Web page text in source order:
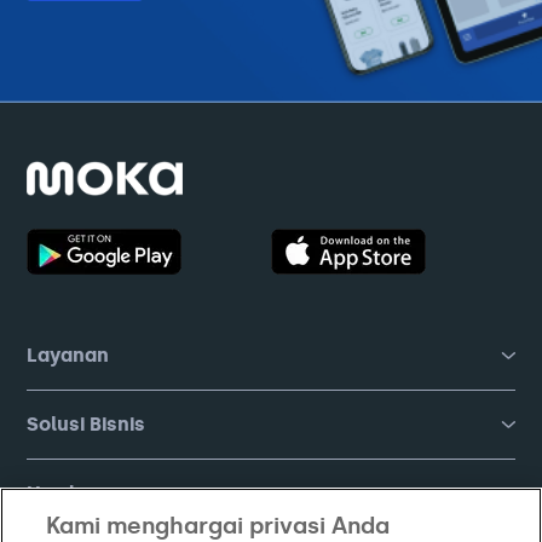
Layanan
Solusi Bisnis
Hardware
Kami menghargai privasi Anda